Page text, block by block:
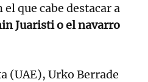
que cabe destacar a
Juaristi o el navarro
(UAE), Urko Berrade